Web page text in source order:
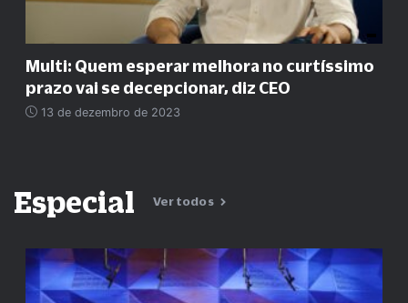
Multi: Quem esperar melhora no curtíssimo
prazo vai se decepcionar, diz CEO
13 de dezembro de 2023
Especial Ver todos